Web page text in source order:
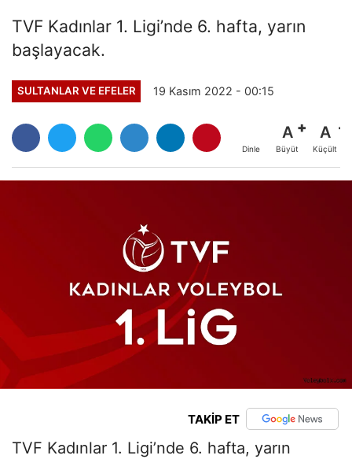
TVF Kadınlar 1. Ligi’nde 6. hafta, yarın
başlayacak.
SULTANLAR VE EFELER 19 Kasım 2022 - 00:15
Dinle
A
Büyüt
A
Küçült
TAKİP ET
TVF Kadınlar 1. Ligi’nde 6. hafta, yarın